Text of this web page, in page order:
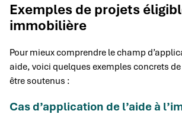
Exemples de projets
immobilière
Pour mieux comprendre le champ
aide, voici quelques exemples concrets
être soutenus :
Cas d’application de l’aide à